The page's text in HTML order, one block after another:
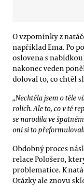
O vzpomínky z
například Ema. Po
oslovena s
nakonec veden
doloval to, co chtěl
„Nechtěla jsem o těle
rolích. Ale to, co v té
se narodila ve
oni si to
Obdobný proces
relace Pološero,
problematice. K
Otázky ale znovu